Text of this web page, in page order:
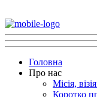
Головна
Про нас
Місія,
Коротко